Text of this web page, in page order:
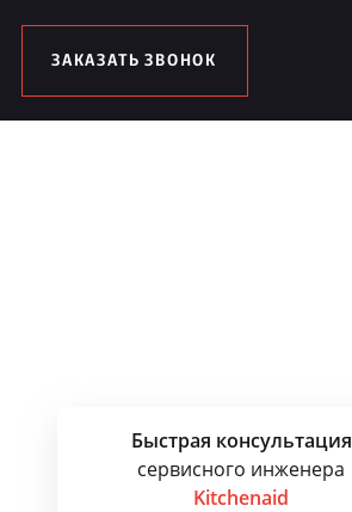
ЗАКАЗАТЬ ЗВОНОК
Быстрая консультация
сервисного инженера
Kitchenaid